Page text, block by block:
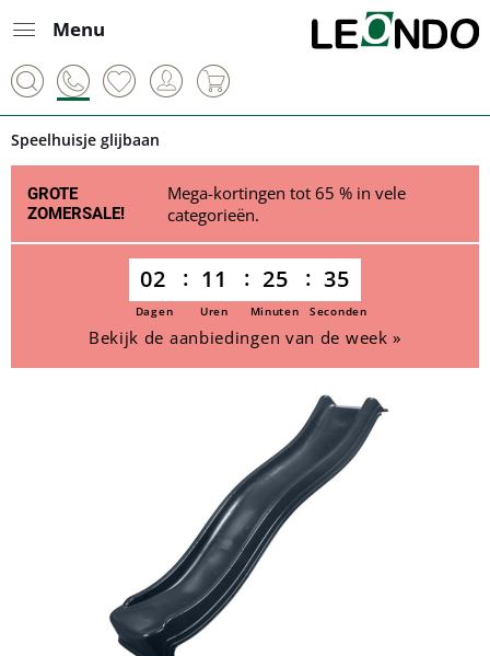
Menu
Speelhuisje glijbaan
GROTE
ZOMERSALE!
Mega-kortingen tot 65 % in vele
categorieën.
02 11 25 35
Dagen Uren Minuten Seconden
Bekijk de aanbiedingen van de week »